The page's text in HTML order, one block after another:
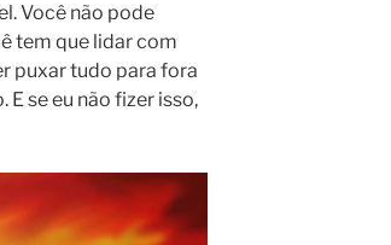
Você não pode
tem que lidar com
puxar tudo para fora
se eu não fizer isso,